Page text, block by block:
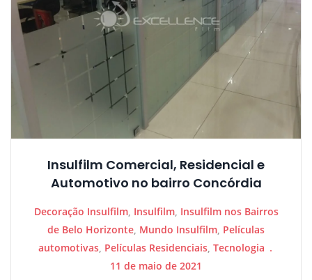
Insulfilm Comercial, Residencial e
Automotivo no bairro Concórdia
Decoração Insulfilm, Insulfilm, Insulfilm nos Bairros
de Belo Horizonte, Mundo Insulfilm, Películas
automotivas, Películas Residenciais, Tecnologia
11 de maio de 2021